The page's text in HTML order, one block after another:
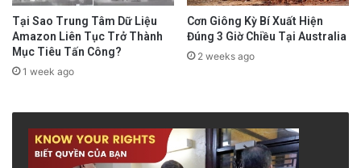
Tại Sao Trung Tâm Dữ Liệu
Amazon Liên Tục Trở Thành
Mục Tiêu Tấn Công?
1 week ago
Cơn Giông Kỳ Bí Xuất Hiện
Đúng 3 Giờ Chiều Tại Australia
2 weeks ago